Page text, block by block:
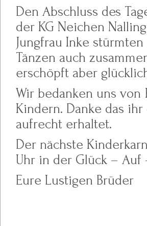
Den Abschluss des
der KG Neichen
Jungfrau Inke
Tänzen auch
erschöpft aber
Wir bedanken uns
Kindern. Danke das
aufrecht erhaltet.
Der nächste
Uhr in der Glück – Auf
Eure Lustigen Brüder